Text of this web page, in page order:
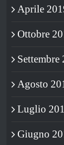
Aprile
Ottobre
Settembre
Agosto
Luglio
Giugno